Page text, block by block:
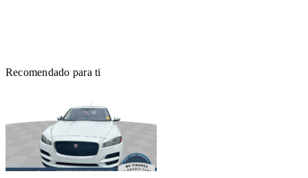
Recomendado para ti